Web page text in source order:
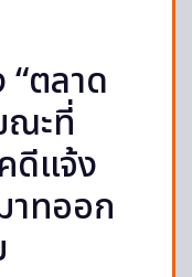
“ตลาด
ณะที่
ดีแจ้ง
าทออก